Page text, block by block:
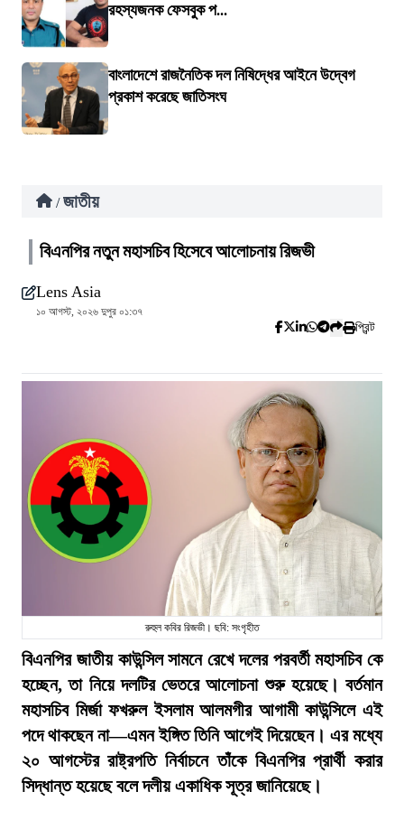
রহস্যজনক ফেসবুক প...
বাংলাদেশে রাজনৈতিক দল নিষিদ্ধের আইনে উদ্বেগ
প্রকাশ করেছে জাতিসংঘ
/ জাতীয়
বিএনপির নতুন মহাসচিব হিসেবে আলোচনায় রিজভী
Lens Asia
১০ আগস্ট, ২০২৬ দুপুর ০১:৩৭
প্রিন্ট
রুহুল কবির রিজভী। ছবি: সংগৃহীত
বিএনপির জাতীয় কাউন্সিল সামনে রেখে দলের পরবর্তী মহাসচিব কে
হচ্ছেন, তা নিয়ে দলটির ভেতরে আলোচনা শুরু হয়েছে। বর্তমান
মহাসচিব মির্জা ফখরুল ইসলাম আলমগীর আগামী কাউন্সিলে এই
পদে থাকছেন না—এমন ইঙ্গিত তিনি আগেই দিয়েছেন। এর মধ্যে
২০ আগস্টের রাষ্ট্রপতি নির্বাচনে তাঁকে বিএনপির প্রার্থী করার
সিদ্ধান্ত হয়েছে বলে দলীয় একাধিক সূত্র জানিয়েছে।